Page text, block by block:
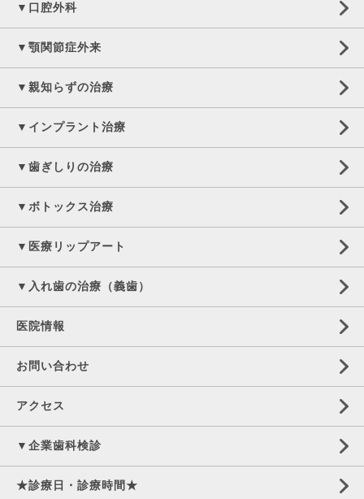
▼口腔外科
▼顎関節症外来
▼親知らずの治療
▼インプラント治療
▼歯ぎしりの治療
▼ボトックス治療
▼医療リップアート
▼入れ歯の治療（義歯）
医院情報
お問い合わせ
アクセス
▼企業歯科検診
★診療日・診療時間★